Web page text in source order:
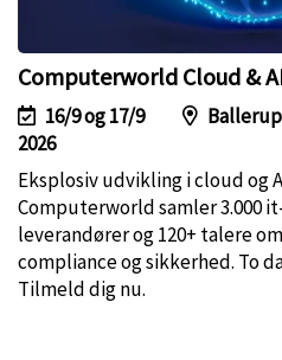
Computerworld Cloud &
16/9 og 17/9
2026
Ballerup
Eksplosiv udvikling i cloud og
Computerworld samler 3.000
leverandører og 120+ talere
compliance og sikkerhed. To
Tilmeld dig nu.